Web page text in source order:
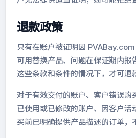
退款政策
只有在账户被证明因
可用替换产品、问题在保证期内报
这些条款和条件的情况下，才可退
对于有效交付的账户、客户错误购
已使用或已修改的账户、因客户活
买前已明确提供产品描述的订单，